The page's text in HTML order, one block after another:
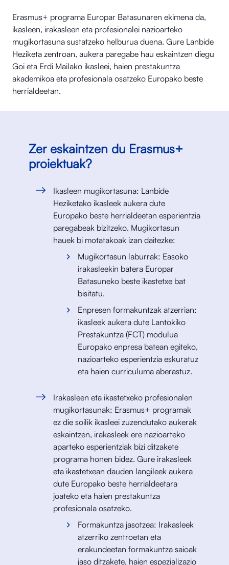
Erasmus+ programa Europar Batasunaren ekimena da,
ikasleen, irakasleen eta profesionalei nazioarteko
mugikortasuna sustatzeko helburua duena. Gure Lanbide
Heziketa zentroan, aukera paregabe hau eskaintzen diegu
Goi eta Erdi Mailako ikasleei, haien prestakuntza
akademikoa eta profesionala osatzeko Europako beste
herrialdeetan.
Zer eskaintzen du Erasmus+
proiektuak?
Ikasleen mugikortasuna: Lanbide
Heziketako ikasleek aukera dute
Europako beste herrialdeetan esperientzia
paregabeak bizitzeko. Mugikortasun
hauek bi motatakoak izan daitezke:
Mugikortasun laburrak: Easoko
irakasleekin batera Europar
Batasuneko beste ikastetxe bat
bisitatu.
Enpresen formakuntzak atzerrian:
ikasleek aukera dute Lantokiko
Prestakuntza (FCT) modulua
Europako enpresa batean egiteko,
nazioarteko esperientzia eskuratuz
eta haien curriculuma aberastuz.
Irakasleen eta ikastetxeko profesionalen
mugikortasunak: Erasmus+ programak
ez die soilik ikasleei zuzendutako aukerak
eskaintzen, irakasleek ere nazioarteko
aparteko esperientziak bizi ditzakete
programa honen bidez. Gure irakasleek
eta ikastetxean dauden langileek aukera
dute Europako beste herrialdeetara
joateko eta haien prestakuntza
profesionala osatzeko.
Formakuntza jasotzea: Irakasleek
atzerriko zentroetan eta
erakundeetan formakuntza saioak
jaso ditzakete, haien espezializazio